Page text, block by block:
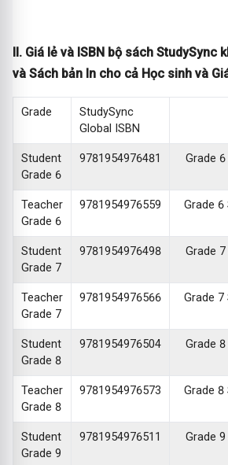
II. Giá lẻ và ISBN bộ sách
và Sách bản In cho cả Học sinh và
Grade
StudySync
Global ISBN
Student
Grade 6
9781954976481 Grade
Teacher
Grade 6
9781954976559 Grade 6
Student
Grade 7
9781954976498 Grade
Teacher
Grade 7
9781954976566 Grade 7
Student
Grade 8
9781954976504 Grade
Teacher
Grade 8
9781954976573 Grade 8
Student
Grade 9
9781954976511 Grade